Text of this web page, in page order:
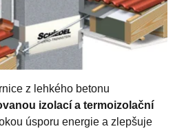
z lehkého betonu
izolací a termoizolační
úsporu energie a zlepšuje